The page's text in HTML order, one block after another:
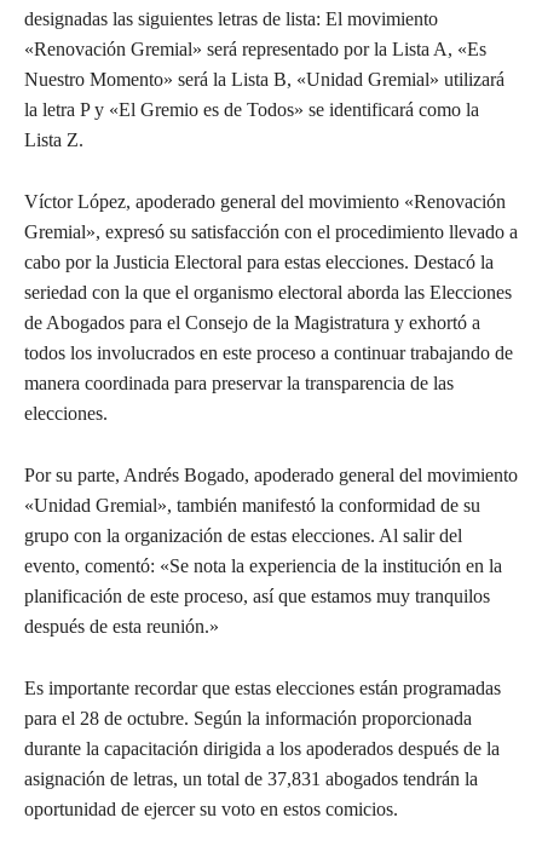
designadas las siguientes letras de lista: El movimiento
«Renovación Gremial» será representado por la Lista A, «Es
Nuestro Momento» será la Lista B, «Unidad Gremial» utilizará
la letra P y «El Gremio es de Todos» se identificará como la
Lista Z.
Víctor López, apoderado general del movimiento «Renovación
Gremial», expresó su satisfacción con el procedimiento llevado a
cabo por la Justicia Electoral para estas elecciones. Destacó la
seriedad con la que el organismo electoral aborda las Elecciones
de Abogados para el Consejo de la Magistratura y exhortó a
todos los involucrados en este proceso a continuar trabajando de
manera coordinada para preservar la transparencia de las
elecciones.
Por su parte, Andrés Bogado, apoderado general del movimiento
«Unidad Gremial», también manifestó la conformidad de su
grupo con la organización de estas elecciones. Al salir del
evento, comentó: «Se nota la experiencia de la institución en la
planificación de este proceso, así que estamos muy tranquilos
después de esta reunión.»
Es importante recordar que estas elecciones están programadas
para el 28 de octubre. Según la información proporcionada
durante la capacitación dirigida a los apoderados después de la
asignación de letras, un total de 37,831 abogados tendrán la
oportunidad de ejercer su voto en estos comicios.